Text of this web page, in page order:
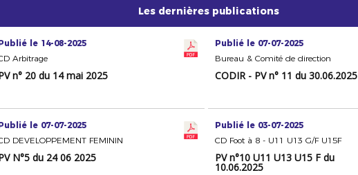
Les dernières publications
le 14-08-2025
Arbitrage
n° 20 du 14 mai 2025
Publié le 07-07-2025
Bureau & Comité de direction
CODIR - PV n° 11 du 30.06.2025
le 07-07-2025
DEVELOPPEMENT FEMININ
N°5 du 24 06 2025
Publié le 03-07-2025
CD Foot à 8 - U11 U13 G/F U15F
PV n°10 U11 U13 U15 F du
10.06.2025